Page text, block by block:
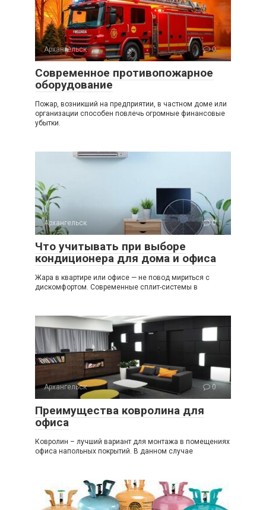
Архангельск 0
Современное противопожарное
оборудование
Пожар, возникший на предприятии, в частном доме или
организации способен повлечь огромные финансовые
убытки.
Архангельск 0
Что учитывать при выборе
кондиционера для дома и офиса
Жара в квартире или офисе — не повод мириться с
дискомфортом. Современные сплит-системы в
Архангельск 0
Преимущества ковролина для
офиса
Ковролин – лучший вариант для монтажа в помещениях
офиса напольных покрытий. В данном случае